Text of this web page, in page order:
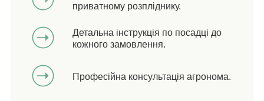
приватному розпліднику.
Детальна інструкція по посадці до
кожного замовлення.
Професійна консультація агронома.